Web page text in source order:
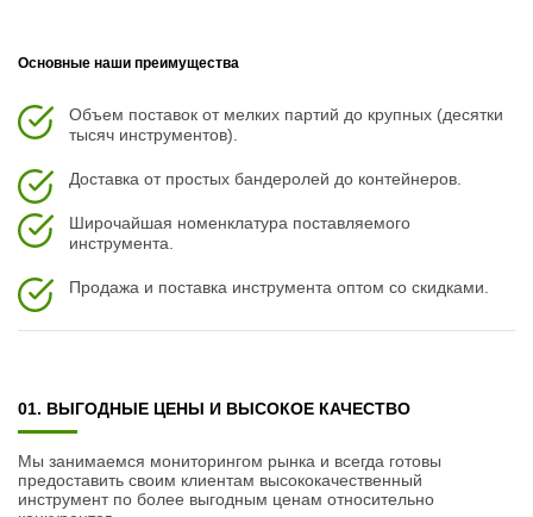
Основные наши преимущества
Объем поставок от мелких партий до крупных (десятки
тысяч инструментов).
Доставка от простых бандеролей до контейнеров.
Широчайшая номенклатура поставляемого
инструмента.
Продажа и поставка инструмента оптом со скидками.
01. ВЫГОДНЫЕ ЦЕНЫ И ВЫСОКОЕ КАЧЕСТВО
Мы занимаемся мониторингом рынка и всегда готовы
предоставить своим клиентам высококачественный
инструмент по более выгодным ценам относительно